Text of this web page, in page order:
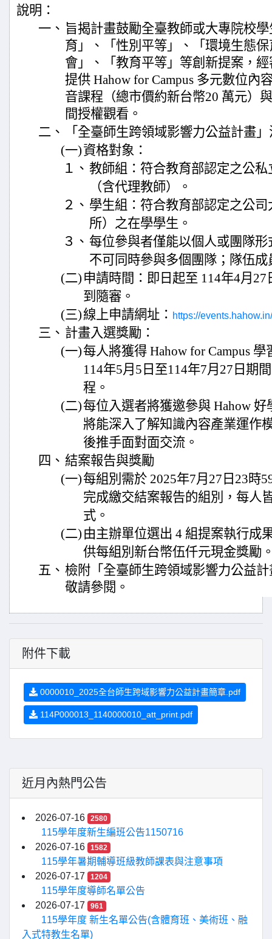
說明：
一、 旨揭計畫鼓勵全臺教師或大專院校
育」、「性別平等」、「環境生態
會」、「教育平等」等創新提案，
提供 Hahow for Campus 多元數位內
音課程（總市價約新台幣20 萬元）
間授權觀看。
二、
「全臺師生跨領域影響力公益計畫
(一)資格對象：
１、 教師組：符合教育部認定之公
（含代理教師）。
２、 學生組：符合教育部認定之公
所）之在學學生。
３、 每位參與者僅能以個人或團隊
不可同時參與多個團隊；隊伍成
(二) 申請時間：即日起至 114年4月
到隨審。
(三)線上申請網址： https://
三、 計畫入選獎勵：
(一)每人將獲得 Hahow for Campus
114年5月5日至114年7月27日期
程。
(二)每位入選者將獲邀參與 Hahow
將能深入了解知識內容產業運作
後推手面對面交流。
四、 結案報告與獎勵
(一)每組別需於 2025年7月27日23時
完成繳交結案報告的組別，每人
式。
(二) 由主辦單位選出 4 組提案執行成
供每組別新台幣伍仟元現金獎勵
五、 檢附「全臺師生跨領域影響力公益
敬請參閱。
附件下載
0000010_2025全台師生跨域影響力公益計畫簡章.pdf
114P000013_1140000010_att_print.pdf
近月內熱門公告
2026-07-16 2580
115學年度新生編班公告1150716
2026-07-16
1582
115學年暑期輔導班級教師課表與注意事項
2026-07-17
1204
115學年度導師名單公告
2026-07-17
961
115學年度 新生名單公告(含體育班、美術班、融
入式特教生名單)